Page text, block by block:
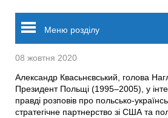
Меню розділу
08 жовтня 2020
Александр Квасьнєвський, голова
Президент Польщі (1995–2005), у
правді розповів про польсько-
стратегічне партнерство зі США та